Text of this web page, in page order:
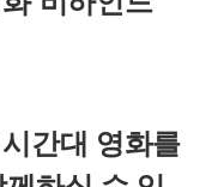
간대 영화를